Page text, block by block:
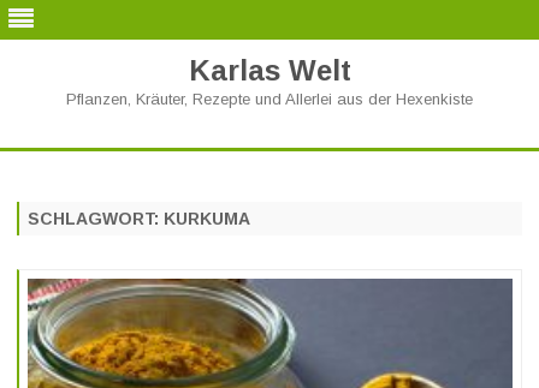
Karlas Welt
Pflanzen, Kräuter, Rezepte und Allerlei aus der Hexenkiste
SCHLAGWORT: KURKUMA